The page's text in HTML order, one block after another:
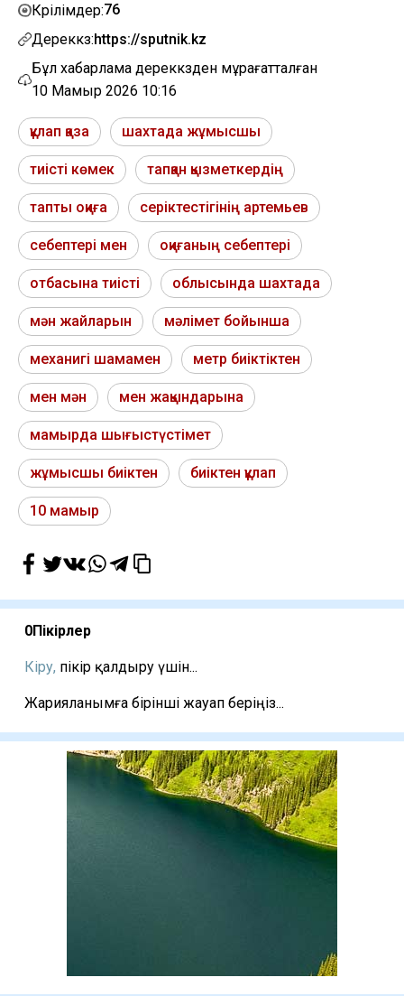
Көрілімдер:76
Дереккөз:https://sputnik.kz
Бұл хабарлама дереккөзден мұрағатталған
10 Мамыр 2026 10:16
құлап қаза шахтада жұмысшы
тиісті көмек тапқан қызметкердің
тапты оқиға серіктестігінің артемьев
себептері мен оқиғаның себептері
отбасына тиісті облысында шахтада
мән жайларын мәлімет бойынша
механигі шамамен метр биіктіктен
мен мән мен жақындарына
мамырда шығыстүстімет
жұмысшы биіктен биіктен құлап
10 мамыр
0Пікірлер
Кіру, пікір қалдыру үшін...
Жарияланымға бірінші жауап беріңіз...